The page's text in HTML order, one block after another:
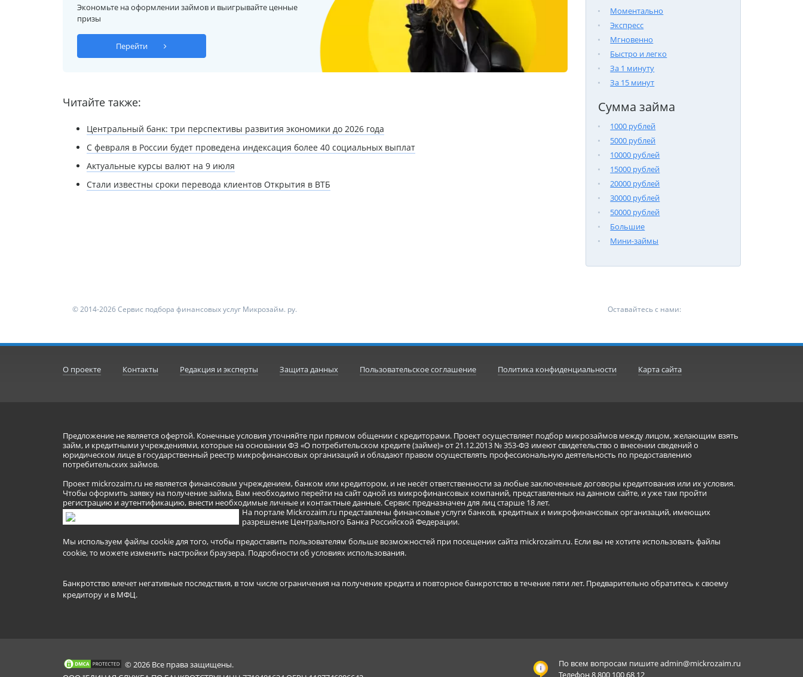
Моментально
Экспресс
Мгновенно
Быстро и легко
За 1 минуту
За 15 минут
Сумма займа
1000 рублей
5000 рублей
10000 рублей
15000 рублей
20000 рублей
30000 рублей
50000 рублей
Большие
Мини-займы
Экономьте на оформлении займов и выигрывайте ценные
призы
Перейти
Читайте также:
Центральный банк: три перспективы развития экономики до 2026 года
С февраля в России будет проведена индексация более 40 социальных выплат
Актуальные курсы валют на 9 июля
Стали известны сроки перевода клиентов Открытия в ВТБ
© 2014-2026 Сервис подбора финансовых услуг Микрозайм. ру. Оставайтесь с нами:
О проекте Контакты Редакция и эксперты Защита данных Пользовательское соглашение Политика конфиденциальности Карта сайта
Предложение не является офертой. Конечные условия уточняйте при прямом общении с кредиторами. Проект осуществляет подбор микрозаймов между лицом, желающим взять
займ, и кредитными учреждениями, которые на основании ФЗ «О потребительском кредите (займе)» от 21.12.2013 № 353-ФЗ имеют свидетельство о внесении сведений о
юридическом лице в государственный реестр микрофинансовых организаций и обладают правом осуществлять профессиональную деятельность по предоставлению
потребительских займов.
Проект mickrozaim.ru не является финансовым учреждением, банком или кредитором, и не несёт ответственности за любые заключенные договоры кредитования или их условия.
Чтобы оформить заявку на получение займа, Вам необходимо перейти на сайт одной из микрофинансовых компаний, представленных на данном сайте, и уже там пройти
регистрацию и аутентификацию, внести необходимые личные и контактные данные. Сервис предназначен для лиц старше 18 лет.
На портале Mickrozaim.ru представлены финансовые услуги банков, кредитных и микрофинансовых организаций, имеющих
разрешение Центрального Банка Российской Федерации.
Мы используем файлы cookie для того, чтобы предоставить пользователям больше возможностей при посещении сайта mickrozaim.ru. Если вы не хотите использовать файлы
cookie, то можете изменить настройки браузера. Подробности об условиях использования.
Банкротство влечет негативные последствия, в том числе ограничения на получение кредита и повторное банкротство в течение пяти лет. Предварительно обратитесь к своему
кредитору и в МФЦ.
По всем вопросам пишитеadmin@mickrozaim.ru
Телефон 8 800 100 68 12
© 2026 Все права защищены.